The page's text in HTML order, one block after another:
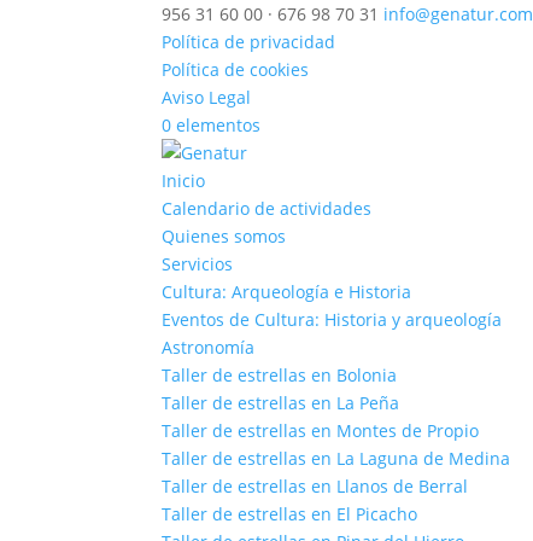
956 31 60 00 · 676 98 70 31 info@genatur.com
Política de privacidad
Política de cookies
Aviso Legal
0 elementos
Inicio
Calendario de actividades
Quienes somos
Servicios
Cultura: Arqueología e Historia
Eventos de Cultura: Historia y arqueología
Astronomía
Taller de estrellas en Bolonia
Taller de estrellas en La Peña
Taller de estrellas en Montes de Propio
Taller de estrellas en La Laguna de Medina
Taller de estrellas en Llanos de Berral
Taller de estrellas en El Picacho